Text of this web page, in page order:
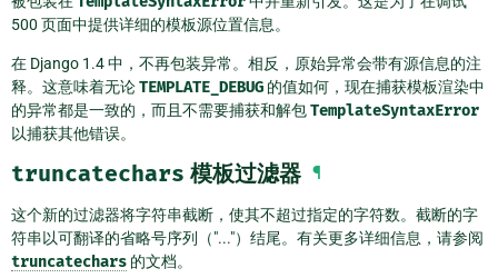
500 页面中提供详细的模板源位置信息。
在 Django 1.4 中，不再包装异常。相反，原始异常会带有源信息的注
释。这意味着无论TEMPLATE_DEBUG 的值如何，现在捕获模板渲染中
的异常都是一致的，而且不需要捕获和解包TemplateSyntaxError
以捕获其他错误。
truncatechars 模板过滤器 ¶
这个新的过滤器将字符串截断，使其不超过指定的字符数。截断的字
符串以可翻译的省略号序列（"..."）结尾。有关更多详细信息，请参阅
truncatechars 的文档。